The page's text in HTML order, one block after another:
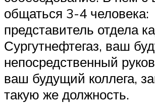
общаться 3-4 человека:
представитель отдела
Сургутнефтегаз, ваш
непосредственный
ваш будущий коллега,
такую же должность.